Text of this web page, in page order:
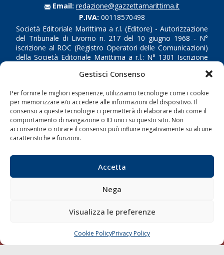
Gestisci Consenso
Per fornire le migliori esperienze, utilizziamo tecnologie come i cookie
per memorizzare e/o accedere alle informazioni del dispositivo. Il
consenso a queste tecnologie ci permetterà di elaborare dati come il
comportamento di navigazione o ID unici su questo sito. Non
acconsentire o ritirare il consenso può influire negativamente su alcune
caratteristiche e funzioni.
Accetta
Nega
Visualizza le preferenze
Cookie PolicyPrivacy Policy
Email: redazione@gazzettamarittima.it
P.IVA: 00118570498
Società Editoriale Marittima a r.l. (Editore) - Autorizzazione
del Tribunale di Livorno n. 217 del 10 giugno 1968 - N°
iscrizione al ROC (Registro Operatori delle Comunicazioni)
della Società Editoriale Marittima a r.l.: N° 1301 Iscrizione
di Livorno del 15/09/2010.
LINK
Shipping
Trasporti
Varie
Blue economy
Diporto
CHIAMA SCRIVI